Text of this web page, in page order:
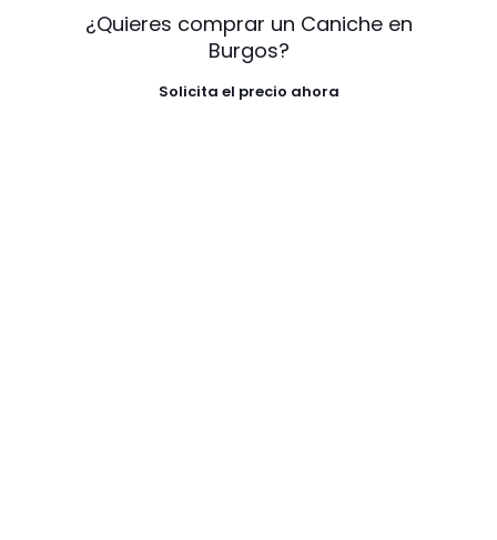
¿Quieres comprar un Caniche en
Burgos?
Solicita el precio ahora